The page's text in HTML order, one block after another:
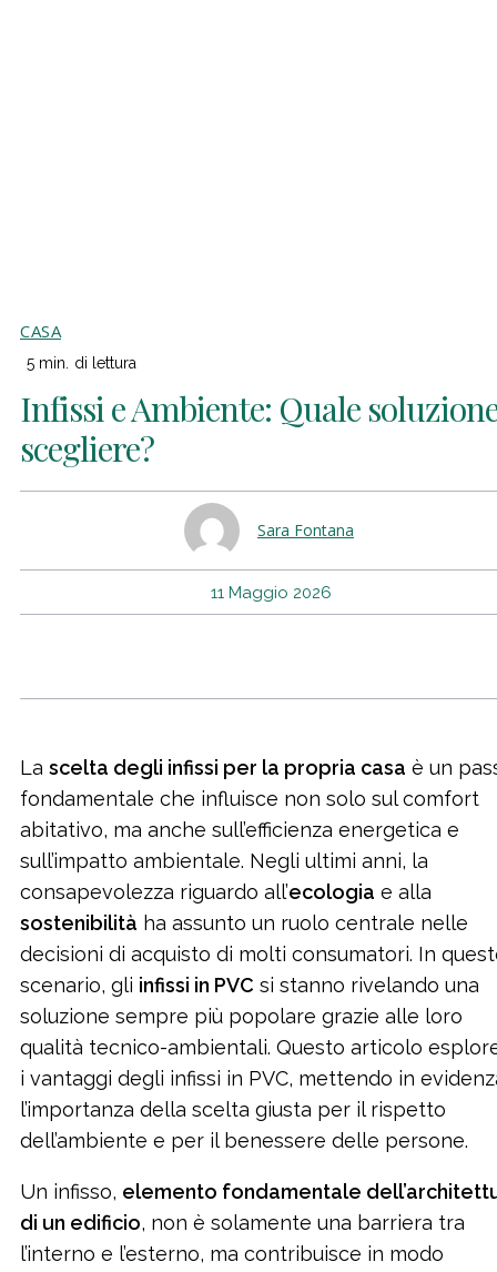
CASA
5 min. di lettura
Infissi e Ambiente: Quale
scegliere?
Sara Fontana
11 Maggio 2026
La scelta degli infissi per la propria casa è un
fondamentale che influisce non solo sul comfort
abitativo, ma anche sull’efficienza energetica e
sull’impatto ambientale. Negli ultimi anni, la
consapevolezza riguardo all’ecologia e alla
sostenibilità ha assunto un ruolo centrale nelle
decisioni di acquisto di molti consumatori. In
scenario, gli infissi in PVC si stanno rivelando una
soluzione sempre più popolare grazie alle loro
qualità tecnico-ambientali. Questo articolo
i vantaggi degli infissi in PVC, mettendo in
l’importanza della scelta giusta per il rispetto
dell’ambiente e per il benessere delle persone.
Un infisso, elemento fondamentale
di un edificio, non è solamente una barriera tra
l’interno e l’esterno, ma contribuisce in modo